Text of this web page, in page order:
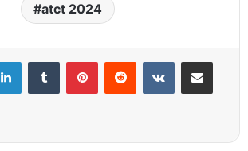
atct 2024
LinkedinTumblr PinterestReddit VKontaktePartager par email